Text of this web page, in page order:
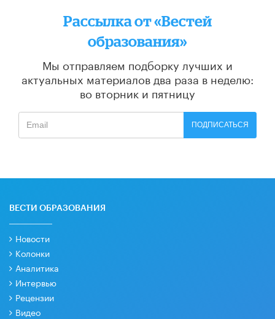
Рассылка от «Вестей
образования»
Мы отправляем подборку лучших и
актуальных материалов два раза в неделю:
во вторник и пятницу
ПОДПИСАТЬСЯ
ВЕСТИ ОБРАЗОВАНИЯ
Новости
Колонки
Аналитика
Интервью
Рецензии
Видео